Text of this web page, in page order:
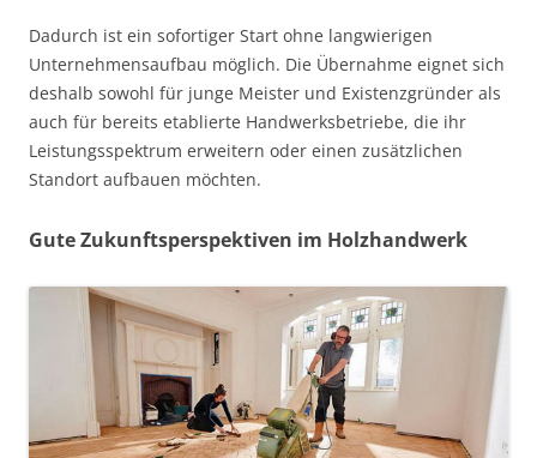
Dadurch ist ein sofortiger Start ohne langwierigen
Unternehmensaufbau möglich. Die Übernahme eignet sich
deshalb sowohl für junge Meister und Existenzgründer als
auch für bereits etablierte Handwerksbetriebe, die ihr
Leistungsspektrum erweitern oder einen zusätzlichen
Standort aufbauen möchten.
Gute Zukunftsperspektiven im Holzhandwerk